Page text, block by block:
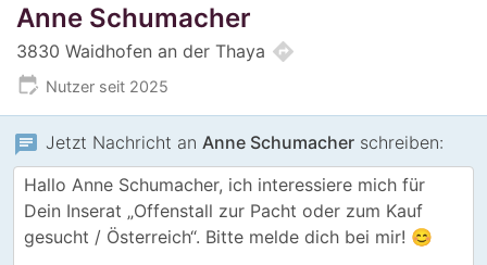
Anne Schumacher
3830 Waidhofen an der Thaya directions
edit_calendar Nutzer seit 2025
chat Jetzt Nachricht an Anne Schumacher schreiben: